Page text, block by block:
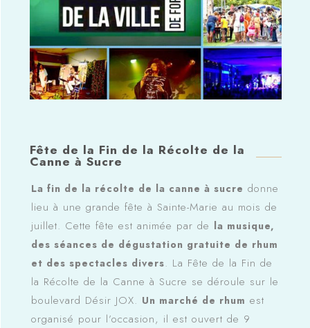
Fête de la Fin de la Récolte de la
Canne à Sucre
La fin de la récolte de la canne à sucre donne
lieu à une grande fête à Sainte-Marie au mois de
juillet. Cette fête est animée par de la musique,
des séances de dégustation gratuite de rhum
et des spectacles divers. La Fête de la Fin de
la Récolte de la Canne à Sucre se déroule sur le
boulevard Désir JOX. Un marché de rhum est
organisé pour l’occasion, il est ouvert de 9